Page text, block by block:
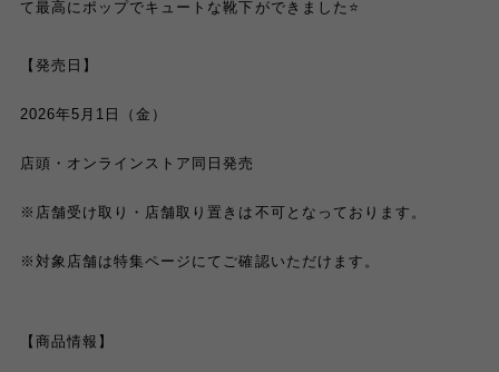
て最高にポップでキュートな靴下ができました⭐️
【発売日】
2026年5月1日（金）
店頭・オンラインストア同日発売
※店舗受け取り・店舗取り置きは不可となっております。
※対象店舗は特集ページにてご確認いただけます。
【商品情報】